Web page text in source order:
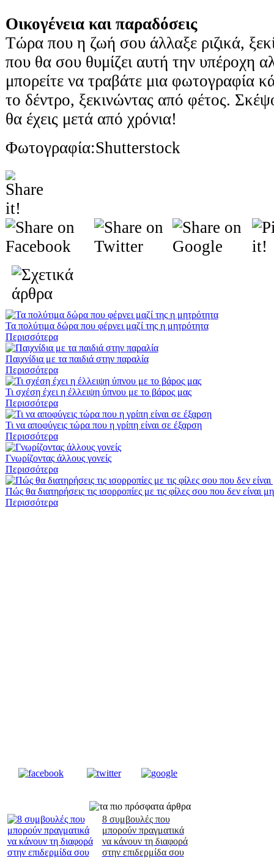
Οικογένεια και παραδόσεις
Τώρα που η ζωή σου άλλαξε ριζικά,
που θα σου θυμίζει αυτή την υπέροχη
μπορείτε να τραβάτε μια φωτογραφία
το δέντρο, ξεκινώντας από φέτος.
θα έχεις μετά από χρόνια!
Φωτογραφία:Shutterstock
Τα πολύτιμα δώρα που φέρνει μαζί της η μητρότητα
Περισσότερα
Παιχνίδια με τα παιδιά στην παραλία
Περισσότερα
Τι σχέση έχει η έλλειψη ύπνου με το βάρος μας
Περισσότερα
Τι να αποφύγεις τώρα που η γρίπη είναι σε έξαρση
Περισσότερα
Γνωρίζοντας άλλους γονείς
Περισσότερα
Πώς θα διατηρήσεις τις ισορροπίες με τις φίλες σου που δεν είναι
Περισσότερα
8 συμβουλές που
μπορούν πραγματικά
να κάνουν τη διαφορά
στην επιδερμίδα σου